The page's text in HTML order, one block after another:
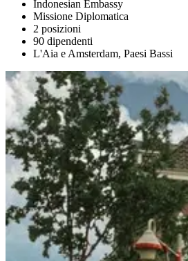
Indonesian Embassy
Missione Diplomatica
2 posizioni
90 dipendenti
L'Aia e Amsterdam, Paesi Bassi